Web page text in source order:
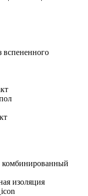
вспененного
изоляция